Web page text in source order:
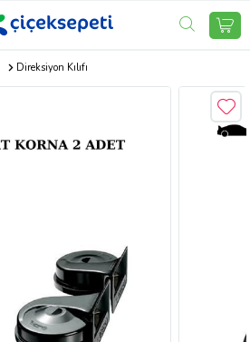
Direksiyon Kılıfı